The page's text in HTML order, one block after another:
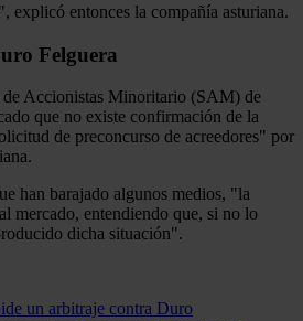
explicó entonces la compañía asturiana.
Felguera
Accionistas Minoritario (SAM) de
que no existe confirmación de la
de preconcurso de acreedores" por
han barajado algunos medios, "la
mercado, entendiendo que, si no lo
dicha situación".